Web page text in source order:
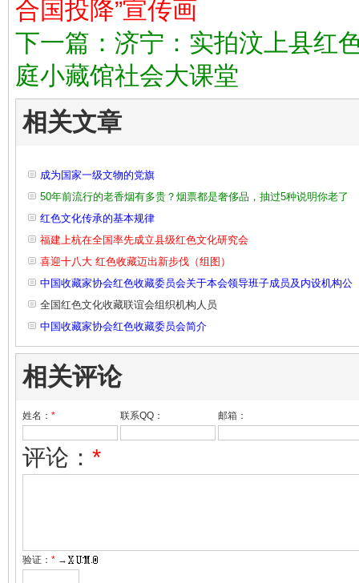
合国投降”宣传画
下一篇：济宁：实拍汶上县红
庭小藏馆社会大课堂
相关文章
成为国家一级文物的党旗
50年前流行的老香烟有多贵？烟票都是奢侈品，抽过5种说明你老了
红色文化传承的基本规律
福建上杭在全国率先成立县级红色文化研究会
喜迎十八大 红色收藏迈出新步伐（组图）
中国收藏家协会红色收藏委员会关于本会领导班子成员及内设机构公
全国红色文化收藏联谊会组织机构人员
中国收藏家协会红色收藏委员会简介
相关评论
姓名： * 联系QQ： 邮箱：
评论： *
验证： * →